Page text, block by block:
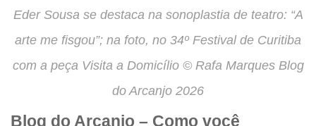
Eder Sousa se destaca na sonoplastia de teatro: “A
arte me fisgou”; na foto, no 34º Festival de Curitiba
com a peça Visita a Domicílio © Rafa Marques Blog
do Arcanjo 2026
Blog do Arcanjo – Como você